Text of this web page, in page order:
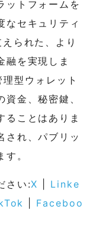
ットフォームを
なセキュリティ
られた、より
融を実現しま
型ウォレット
金、秘密鍵、
ることはありま
され、パブリッ
。
さい:X
Linke
Faceboo